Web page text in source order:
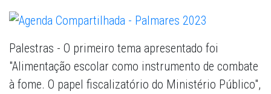
Palestras - O primeiro tema apresentado foi
"Alimentação escolar como instrumento de combate
à fome. O papel fiscalizatório do Ministério Público",